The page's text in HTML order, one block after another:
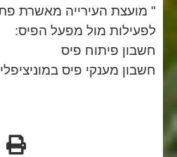
" מועצת העירייה מאשרת
לפעילות מול מפעל הפיס:
חשבון פיתוח פיס
חשבון מענקי פיס